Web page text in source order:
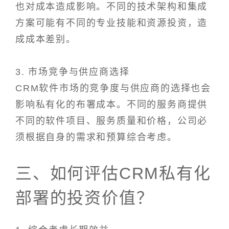
也对成本造成影响。不同的技术架构和集成
方案可能有不同的专业技能和资源投资，造
成成本差别。
3. 市场竞争与供应商选择
CRM软件市场的竞争度与供应商的选择也会
影响私有化的布署成本。不同的服务商提供
不同的软件项目、服务质量和价格，公司必
须根据自身的需求和预算综合考虑。
三、如何评估CRM私有化
部署的投资价值？